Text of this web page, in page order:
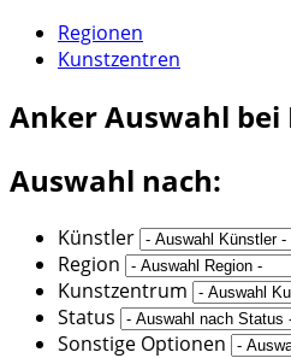
Regionen
Kunstzentren
AnkerAuswahl bei
Auswahl nach:
Künstler
Region
Kunstzentrum
Status
Sonstige Optionen